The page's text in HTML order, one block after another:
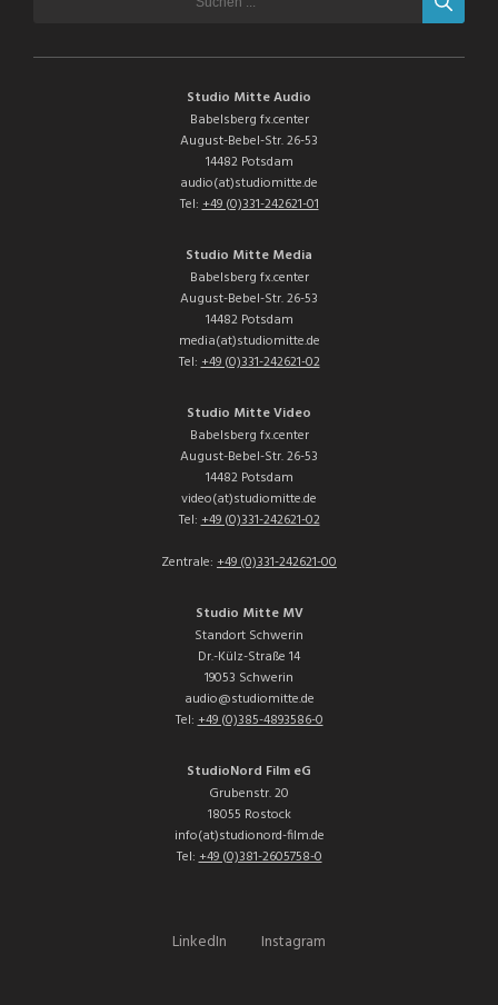
Studio Mitte Audio
Babelsberg fx.center
August-Bebel-Str. 26-53
14482 Potsdam
audio(at)studiomitte.de
Tel:+49 (0)331-242621-01
Studio Mitte Media
Babelsberg fx.center
August-Bebel-Str. 26-53
14482 Potsdam
media(at)studiomitte.de
Tel:+49 (0)331-242621-02
Studio Mitte Video
Babelsberg fx.center
August-Bebel-Str. 26-53
14482 Potsdam
video(at)studiomitte.de
Tel:+49 (0)331-242621-02
Zentrale: +49 (0)331-242621-00
Studio Mitte MV
Standort Schwerin
Dr.-Külz-Straße 14
19053 Schwerin
audio@studiomitte.de
Tel:+49 (0)385-4893586-0
StudioNord Film eG
Grubenstr. 20
18055 Rostock
info(at)studionord-film.de
Tel:+49 (0)381-2605758-0
LinkedIn Instagram